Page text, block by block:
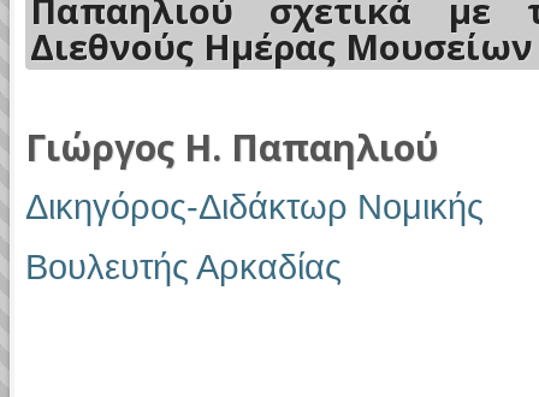
Παπαηλιού σχετικά με
Διεθνούς Ημέρας Μουσείων
Γιώργος Η. Παπαηλιού
Δικηγόρος-Διδάκτωρ Νομικής
Βουλευτής Αρκαδίας